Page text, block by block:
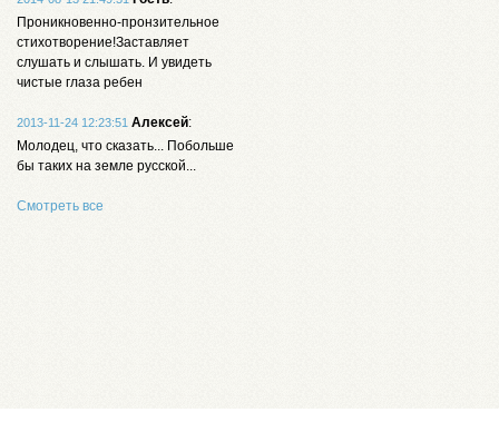
Проникновенно-пронзительное
стихотворение!Заставляет
слушать и слышать. И увидеть
чистые глаза ребен
2013-11-24 12:23:51 Алексей:
Молодец, что сказать... Побольше
бы таких на земле русской...
Смотреть все